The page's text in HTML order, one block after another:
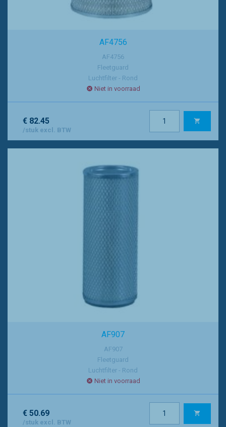
AF4756
AF4756
Fleetguard
Luchtfilter - Rond
Niet in voorraad
€ 82.45
/stuk excl. BTW
AF907
AF907
Fleetguard
Luchtfilter - Rond
Niet in voorraad
€ 50.69
/stuk excl. BTW